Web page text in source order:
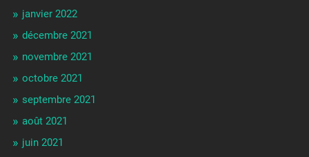
janvier 2022
décembre 2021
novembre 2021
octobre 2021
septembre 2021
août 2021
juin 2021